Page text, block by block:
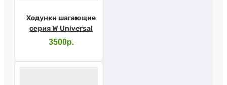
Ходунки шагающие
серия W Universal
3500р.